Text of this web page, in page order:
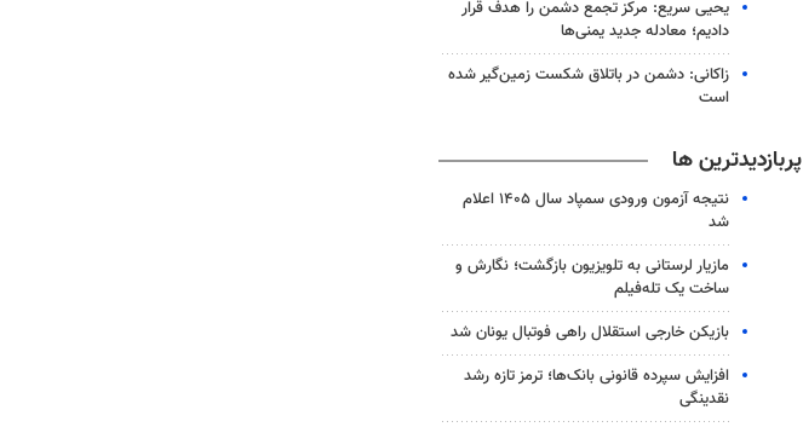
یحیی سریع: مرکز تجمع دشمن را هدف قرار
دادیم؛ معادله جدید یمنی‌ها
زاکانی: دشمن در باتلاق شکست زمین‌گیر شده
است
پربازدیدترین ها
نتیجه آزمون ورودی سمپاد سال ۱۴۰۵ اعلام
شد
مازیار لرستانی به تلویزیون بازگشت؛ نگارش و
ساخت یک تله‌فیلم
بازیکن خارجی استقلال راهی فوتبال یونان شد
افزایش سپرده قانونی بانک‌ها؛ ترمز تازه رشد
نقدینگی